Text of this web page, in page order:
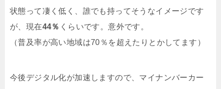
状態って凄く低く、誰でも持ってそうなイメージです
が、現在44％ くらいです。意外です。
（普及率が高い地域は70％を超えたりとかしてます）
今後デジタル化が加速しますので、マイナンバーカー